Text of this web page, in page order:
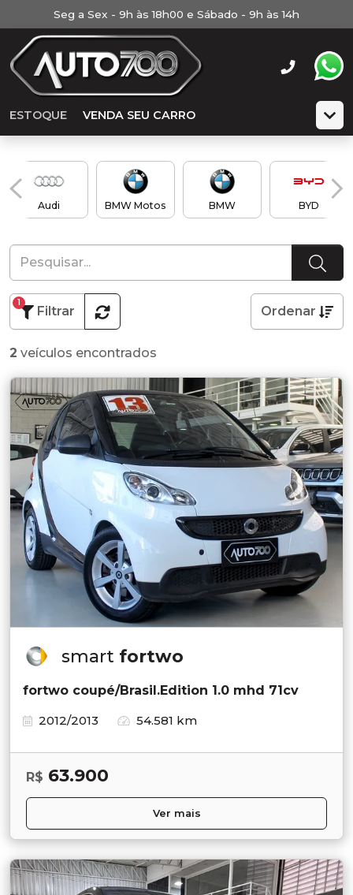
Seg a Sex - 9h às 18h00 e Sábado - 9h às 14h
ESTOQUE VENDA SEU CARRO
Audi BMW Motos BMW BYD
Filtrar
1
Ordenar
2 veículos encontrados
smart fortwo
fortwo coupé/Brasil.Edition 1.0 mhd 71cv
2012/2013
54.581 km
R$ 63.900
Ver mais